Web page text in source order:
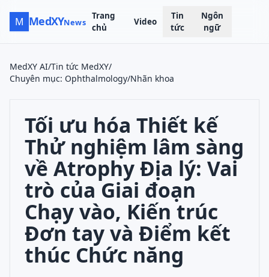
M MedXYNews
Trang
chủ
Video
Tin
tức
Ngôn
ngữ
MedXY AI/Tin tức MedXY/
Chuyên mục: Ophthalmology/Nhãn khoa
Tối ưu hóa Thiết kế
Thử nghiệm lâm sàng
về Atrophy Địa lý: Vai
trò của Giai đoạn
Chạy vào, Kiến trúc
Đơn tay và Điểm kết
thúc Chức năng